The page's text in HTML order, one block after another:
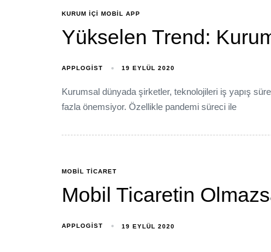
KURUM IÇI MOBIL APP
Yükselen Trend:
APPLOGIST 19 EYLÜL 2020
Kurumsal dünyada şirketler, teknolojileri iş yapış
fazla önemsiyor. Özellikle pandemi süreci ile
MOBIL TICARET
Mobil Ticaretin
APPLOGIST 19 EYLÜL 2020